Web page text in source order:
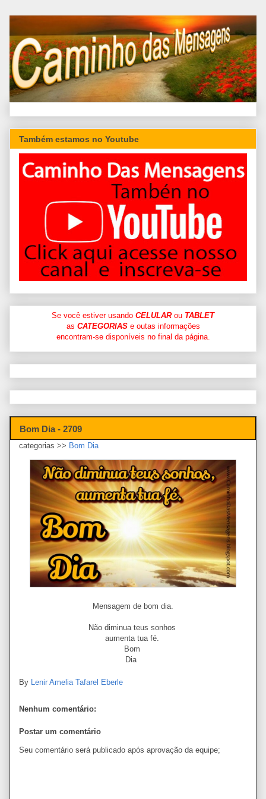
Também estamos no Youtube
Se você estiver usando CELULARou TABLET
as CATEGORIASe outas informações
encontram-se disponíveis no final da página.
Bom Dia - 2709
categorias >> Bom Dia
Mensagem de bom dia.
Não diminua teus sonhos
aumenta tua fé.
Bom
Dia
By Lenir Amelia Tafarel Eberle
Nenhum comentário:
Postar um comentário
Seu comentário será publicado após aprovação da equipe;